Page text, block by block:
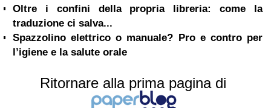
Oltre i confini della propria libreria: come la
traduzione ci salva...
Spazzolino elettrico o manuale? Pro e contro per
l’igiene e la salute orale
Ritornare alla prima pagina di